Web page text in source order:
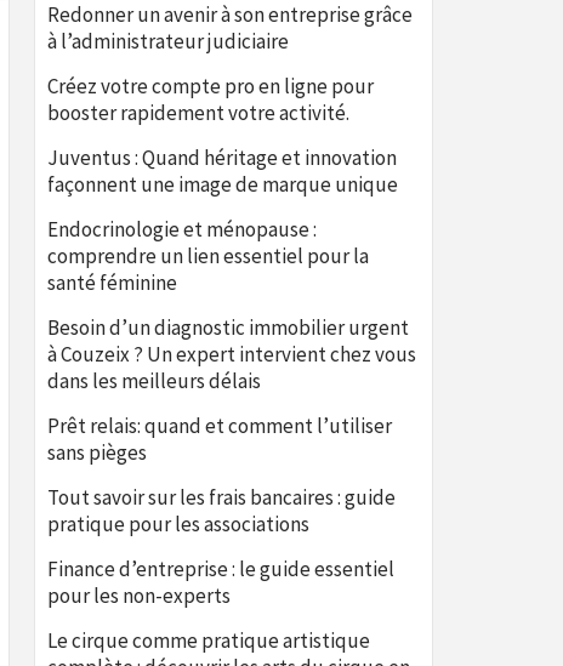
Redonner un avenir à son entreprise grâce
à l’administrateur judiciaire
Créez votre compte pro en ligne pour
booster rapidement votre activité.
Juventus : Quand héritage et innovation
façonnent une image de marque unique
Endocrinologie et ménopause :
comprendre un lien essentiel pour la
santé féminine
Besoin d’un diagnostic immobilier urgent
à Couzeix ? Un expert intervient chez vous
dans les meilleurs délais
Prêt relais: quand et comment l’utiliser
sans pièges
Tout savoir sur les frais bancaires : guide
pratique pour les associations
Finance d’entreprise : le guide essentiel
pour les non-experts
Le cirque comme pratique artistique